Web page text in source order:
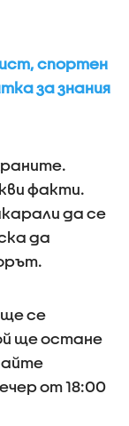
спортен
за знания
факти.
да се
да
се
ще остане
от 18:00